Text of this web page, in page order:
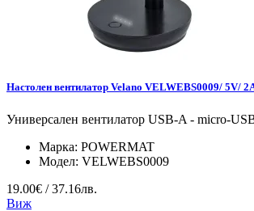
Настолен вентилатор Velano VELWEBS0009/ 5V/
Универсален вентилатор USB-A - micro-
Марка: POWERMAT
Модел: VELWEBS0009
19.00€ / 37.16лв.
Виж